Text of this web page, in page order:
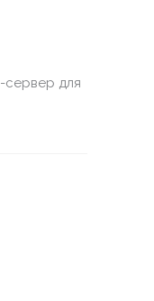
-сервер для